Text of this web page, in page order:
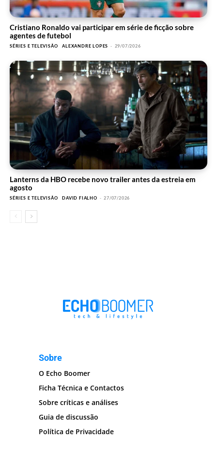
Cristiano Ronaldo vai participar em série de ficção sobre
agentes de futebol
SÉRIES E TELEVISÃO ALEXANDRE LOPES - 29/07/2026
Lanterns da HBO recebe novo trailer antes da estreia em
agosto
SÉRIES E TELEVISÃO DAVID FIALHO - 27/07/2026
Sobre
O Echo Boomer
Ficha Técnica e Contactos
Sobre críticas e análises
Guia de discussão
Política de Privacidade